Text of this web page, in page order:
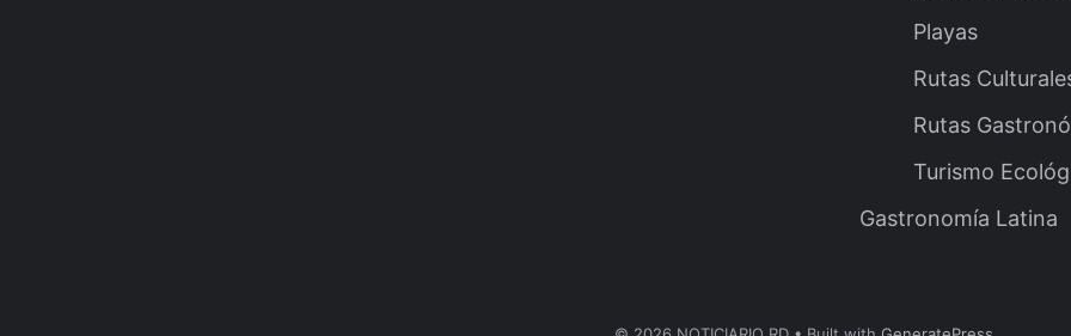
Playas
Rutas
Rutas
Turismo
Gastronomía Latina